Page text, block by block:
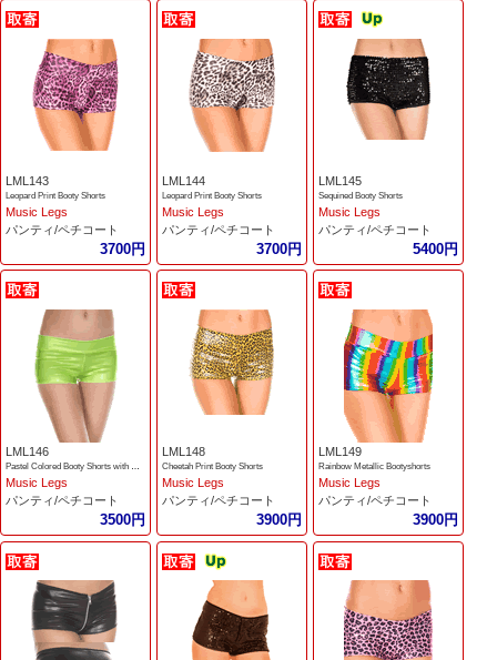
LML143
Leopard Print Booty Shorts
Music Legs
パンティ/ペチコート
3700円
LML144
Leopard Print Booty Shorts
Music Legs
パンティ/ペチコート
3700円
LML145
Sequined Booty Shorts
Music Legs
パンティ/ペチコート
5400円
LML146
Pastel Colored Booty Shorts with Waist Band
Music Legs
パンティ/ペチコート
3500円
LML148
Cheetah Print Booty Shorts
Music Legs
パンティ/ペチコート
3900円
LML149
Rainbow Metallic Bootyshorts
Music Legs
パンティ/ペチコート
3900円